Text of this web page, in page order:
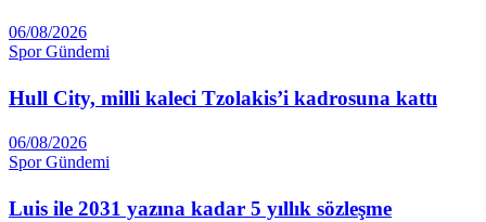
06/08/2026
Spor Gündemi
Hull City, milli kaleci Tzolakis’i kadrosuna kattı
06/08/2026
Spor Gündemi
Luis ile 2031 yazına kadar 5 yıllık sözleşme